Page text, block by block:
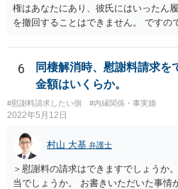
権はあなたにあり、彼氏にはいったん
を撤回することはできません。 ですの
の事情からははっきりしませんので、
がいいでしょう。 場合によっては弁
がいいかもしれません。
6
同棲解消時、慰謝料請求を
金額はいくらか。
#慰謝料請求したい側 #内縁関係・事実婚
2022年5月12日
村山 大基 弁護士
＞慰謝料の請求はできますでしょうか
当でしょうか。 お書きいただいた事情